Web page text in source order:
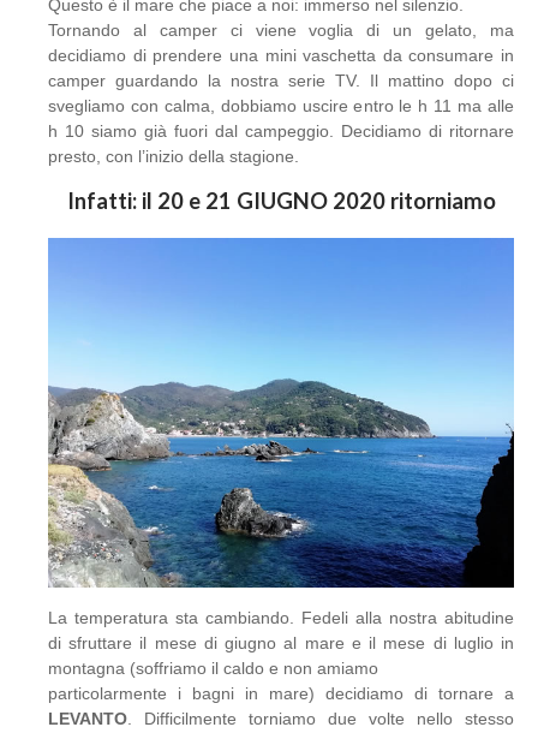
Questo è il mare che piace a noi: immerso nel silenzio.
Tornando al camper ci viene voglia di un gelato, ma
decidiamo di prendere una mini vaschetta da consumare in
camper guardando la nostra serie TV. Il mattino dopo ci
svegliamo con calma, dobbiamo uscire entro le h 11 ma alle
h 10 siamo già fuori dal campeggio. Decidiamo di ritornare
presto, con l’inizio della stagione.
Infatti: il 20 e 21 GIUGNO 2020 ritorniamo
La temperatura sta cambiando. Fedeli alla nostra abitudine
di sfruttare il mese di giugno al mare e il mese di luglio in
montagna (soffriamo il caldo e non amiamo
particolarmente i bagni in mare) decidiamo di tornare a
LEVANTO . Difficilmente torniamo due volte nello stesso